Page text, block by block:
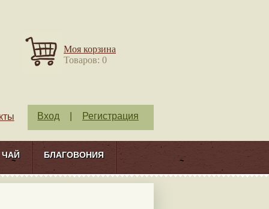
Моя корзина
Товаров: 0
Вход Регистрация
ЧАЙ БЛАГОВОНИЯ